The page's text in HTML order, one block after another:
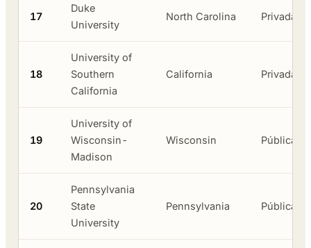
17
Duke
University
North Carolina Privada
18
University of
Southern
California
California Privada
19
University of
Wisconsin-
Madison
Wisconsin Pública
20
Pennsylvania
State
University
Pennsylvania Pública